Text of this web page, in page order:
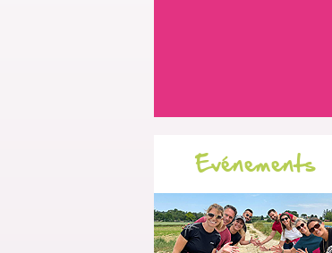
Evénements